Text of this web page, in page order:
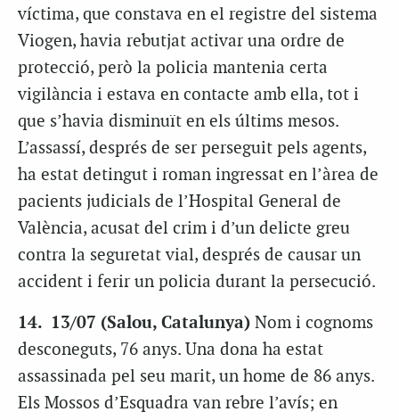
víctima, que constava en el registre del sistema
Viogen, havia rebutjat activar una ordre de
protecció, però la policia mantenia certa
vigilància i estava en contacte amb ella, tot i
que s’havia disminuït en els últims mesos.
L’assassí, després de ser perseguit pels agents,
ha estat detingut i roman ingressat en l’àrea de
pacients judicials de l’Hospital General de
València, acusat del crim i d’un delicte greu
contra la seguretat vial, després de causar un
accident i ferir un policia durant la persecució.
14. 13/07 (Salou, Catalunya) Nom i cognoms
desconeguts, 76 anys. Una dona ha estat
assassinada pel seu marit, un home de 86 anys.
Els Mossos d’Esquadra van rebre l’avís; en